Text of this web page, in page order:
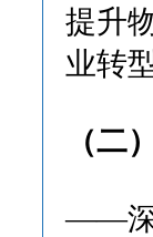
提升
业转
（二
——深